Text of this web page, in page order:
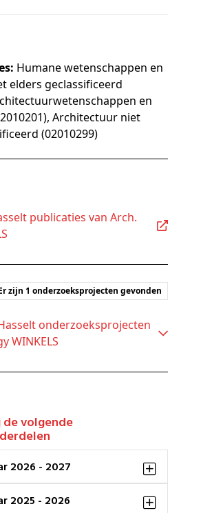
Humane wetenschappen en
elders geclassificeerd
en
Architectuur niet
(02010299)
zijn 1 onderzoeksprojecten gevonden
WINKELS
2026 - 2027
2025 - 2026